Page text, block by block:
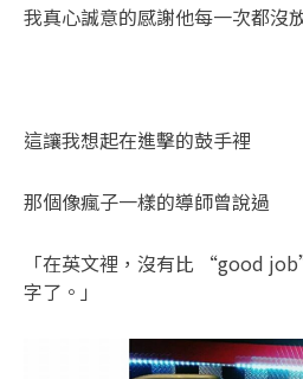
我真心誠意的感謝他每一次都沒
這讓我想起在進擊的鼓手裡
那個像瘋子一樣的導師曾說過
「在英文裡，沒有比 “good
字了。」